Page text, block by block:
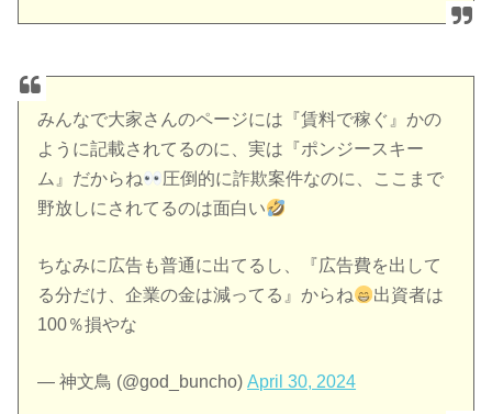
みんなで大家さんのページには『賃料で稼ぐ』かの
ように記載されてるのに、実は『ポンジースキー
ム』だからね
圧倒的に詐欺案件なのに、ここまで
野放しにされてるのは面白い
ちなみに広告も普通に出てるし、『広告費を出して
る分だけ、企業の金は減ってる』からね
出資者は
100％損やな
— 神文鳥 (@god_buncho)April 30, 2024